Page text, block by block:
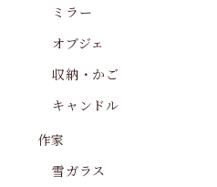
ミラー
オブジェ
収納・かご
キャンドル
作家
雪ガラス